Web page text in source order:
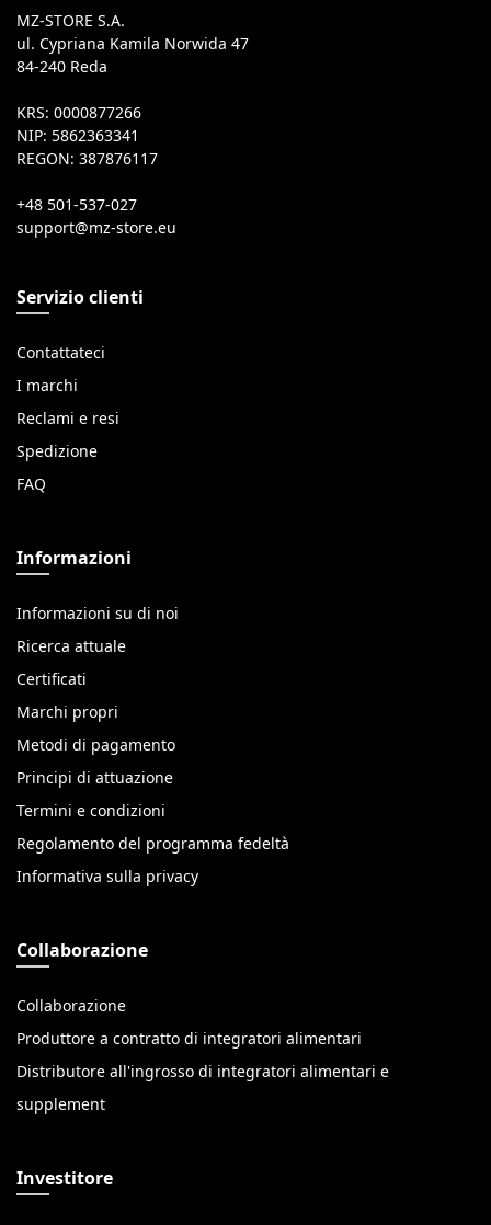
MZ-STORE S.A.
ul. Cypriana Kamila Norwida 47
84-240 Reda
KRS: 0000877266
NIP: 5862363341
REGON: 387876117
+48 501-537-027
Servizio clienti
Contattateci
I marchi
Reclami e resi
Spedizione
FAQ
Informazioni
Informazioni su di noi
Ricerca attuale
Certificati
Marchi propri
Metodi di pagamento
Principi di attuazione
Termini e condizioni
Regolamento del programma fedeltà
Informativa sulla privacy
Collaborazione
Collaborazione
Produttore a contratto di integratori alimentari
Distributore all'ingrosso di integratori alimentari e
supplement
Investitore